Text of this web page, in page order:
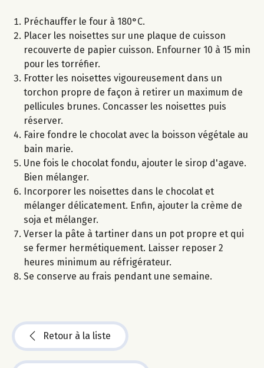
Préchauffer le four à 180°C.
Placer les noisettes sur une plaque de cuisson
recouverte de papier cuisson. Enfourner 10 à 15 min
pour les torréfier.
Frotter les noisettes vigoureusement dans un
torchon propre de façon à retirer un maximum de
pellicules brunes. Concasser les noisettes puis
réserver.
Faire fondre le chocolat avec la boisson végétale au
bain marie.
Une fois le chocolat fondu, ajouter le sirop d'agave.
Bien mélanger.
Incorporer les noisettes dans le chocolat et
mélanger délicatement. Enfin, ajouter la crème de
soja et mélanger.
Verser la pâte à tartiner dans un pot propre et qui
se fermer hermétiquement. Laisser reposer 2
heures minimum au réfrigérateur.
Se conserve au frais pendant une semaine.
Retour à la liste